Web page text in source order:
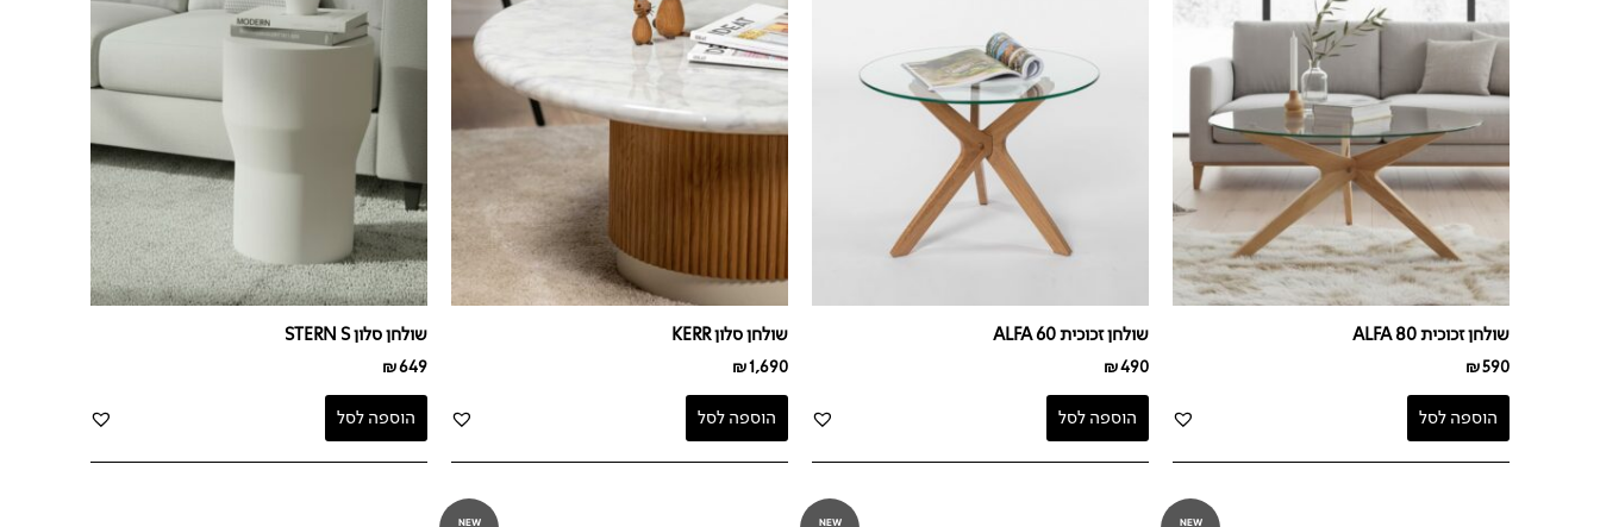
שולחן זכוכית ALFA 80
₪590
הוספה לסל
שולחן זכוכית ALFA 60
₪490
הוספה לסל
שולחן סלון KERR
₪1,690
הוספה לסל
שולחן סלון STERN S
₪649
הוספה לסל
NEW
NEW
NEW